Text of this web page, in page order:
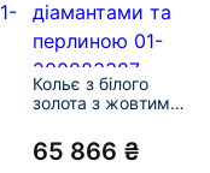
Кольє з білого
золота з жовтими
перлиною 01-
200883387
65 866 ₴